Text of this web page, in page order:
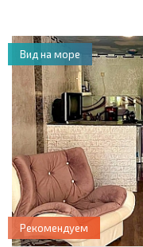
Рекомендуем
Вид на море